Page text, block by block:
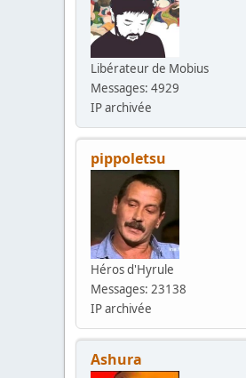
Libérateur de Mobius
Messages: 4929
IP archivée
pippoletsu
Héros d'Hyrule
Messages: 23138
IP archivée
Ashura